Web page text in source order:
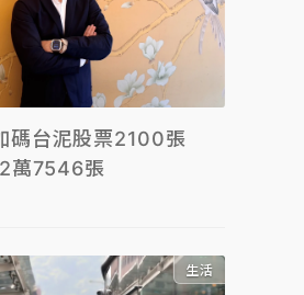
碼台泥股票2100張
萬7546張
生活